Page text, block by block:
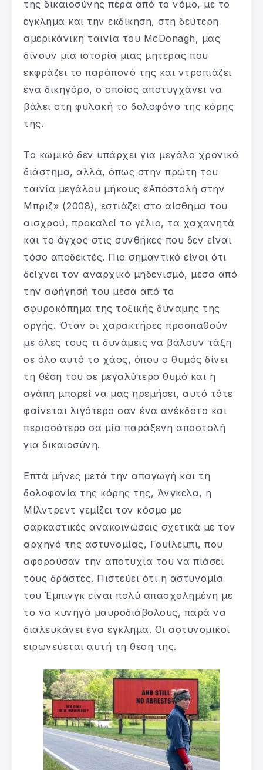
της δικαιοσύνης πέρα από το νόμο, με το
έγκλημα και την εκδίκηση, στη δεύτερη
αμερικάνικη ταινία του McDonagh, μας
δίνουν μία ιστορία μιας μητέρας που
εκφράζει το παράπονό της και ντροπιάζει
ένα δικηγόρο, ο οποίος αποτυγχάνει να
βάλει στη φυλακή το δολοφόνο της κόρης
της.
Το κωμικό δεν υπάρχει για μεγάλο χρονικό
διάστημα, αλλά, όπως στην πρώτη του
ταινία μεγάλου μήκους «Αποστολή στην
Μπριζ» (2008), εστιάζει στο αίσθημα του
αισχρού, προκαλεί το γέλιο, τα χαχανητά
και το άγχος στις συνθήκες που δεν είναι
τόσο αποδεκτές. Πιο σημαντικό είναι ότι
δείχνει τον αναρχικό μηδενισμό, μέσα από
την αφήγησή του μέσα από το
σφυροκόπημα της τοξικής δύναμης της
οργής. Όταν οι χαρακτήρες προσπαθούν
με όλες τους τι δυνάμεις να βάλουν τάξη
σε όλο αυτό το χάος, όπου ο θυμός δίνει
τη θέση του σε μεγαλύτερο θυμό και η
αγάπη μπορεί να μας ηρεμήσει, αυτό τότε
φαίνεται λιγότερο σαν ένα ανέκδοτο και
περισσότερο σα μία παράξενη αποστολή
για δικαιοσύνη.
Επτά μήνες μετά την απαγωγή και τη
δολοφονία της κόρης της, Άνγκελα, η
Μίλντρεντ γεμίζει τον κόσμο με
σαρκαστικές ανακοινώσεις σχετικά με τον
αρχηγό της αστυνομίας, Γουίλεμπι, που
αφορούσαν την αποτυχία του να πιάσει
τους δράστες. Πιστεύει ότι η αστυνομία
του Έμπινγκ είναι πολύ απασχολημένη με
το να κυνηγά μαυροδιάβολους, παρά να
διαλευκάνει ένα έγκλημα. Οι αστυνομικοί
ειρωνεύεται αυτή τη θέση της.